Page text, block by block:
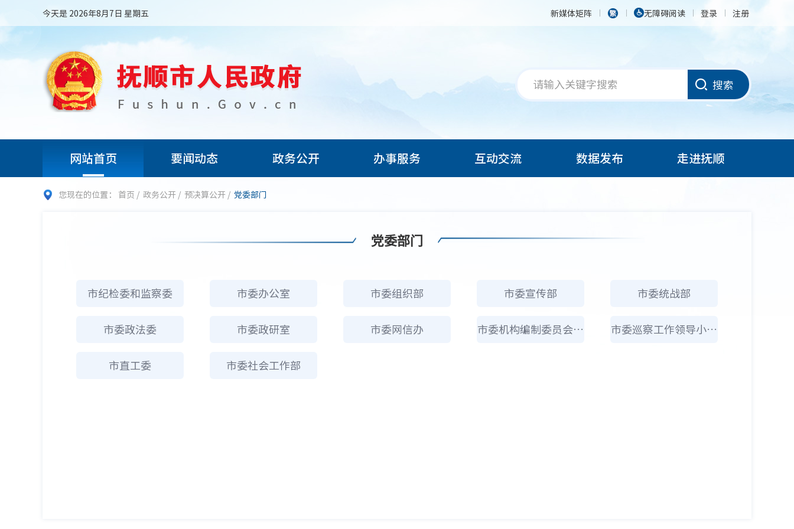
今天是 2026年8月7日 星期五 新媒体矩阵 无障碍阅读 登录 注册
搜索
网站首页 要闻动态 政务公开 办事服务 互动交流 数据发布 走进抚顺
您现在的位置： 首页 / 政务公开 / 预决算公开 / 党委部门
党委部门
市纪检委和监察委 市委办公室 市委组织部 市委宣传部 市委统战部
市委政法委 市委政研室 市委网信办 市委机构编制委员会办公室 市委巡察工作领导小组办公室
市直工委 市委社会工作部